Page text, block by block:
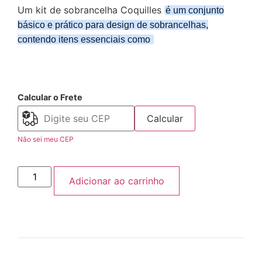
Um kit de sobrancelha Coquilles é um conjunto
básico e prático para design de sobrancelhas,
contendo itens essenciais como
Calcular o Frete
Calcular
Não sei meu CEP
Adicionar ao carrinho